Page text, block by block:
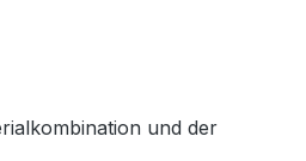
und der